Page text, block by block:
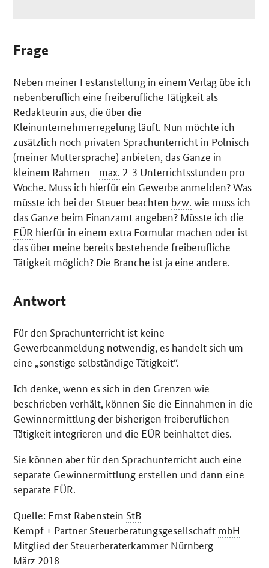
Frage
Neben meiner Festanstellung in einem Verlag übe ich
nebenberuflich eine freiberufliche Tätigkeit als
Redakteurin aus, die über die
Kleinunternehmerregelung läuft. Nun möchte ich
zusätzlich noch privaten Sprachunterricht in Polnisch
(meiner Muttersprache) anbieten, das Ganze in
kleinem Rahmen - max. 2-3 Unterrichtsstunden pro
Woche. Muss ich hierfür ein Gewerbe anmelden? Was
müsste ich bei der Steuer beachten bzw. wie muss ich
das Ganze beim Finanzamt angeben? Müsste ich die
EÜR hierfür in einem extra Formular machen oder ist
das über meine bereits bestehende freiberufliche
Tätigkeit möglich? Die Branche ist ja eine andere.
Antwort
Für den Sprachunterricht ist keine
Gewerbeanmeldung notwendig, es handelt sich um
eine „sonstige selbständige Tätigkeit“.
Ich denke, wenn es sich in den Grenzen wie
beschrieben verhält, können Sie die Einnahmen in die
Gewinnermittlung der bisherigen freiberuflichen
Tätigkeit integrieren und die EÜR beinhaltet dies.
Sie können aber für den Sprachunterricht auch eine
separate Gewinnermittlung erstellen und dann eine
separate EÜR.
Quelle: Ernst Rabenstein StB
Kempf + Partner Steuerberatungsgesellschaft mbH
Mitglied der Steuerberaterkammer Nürnberg
März 2018